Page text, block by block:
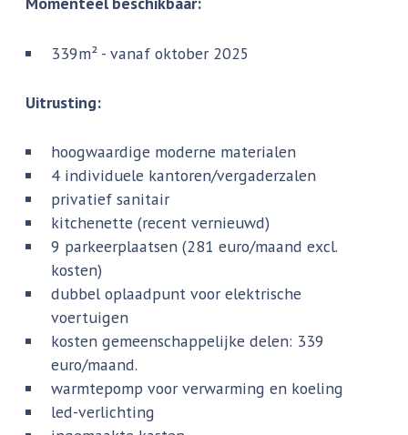
339m² - vanaf oktober 2025
Uitrusting:
hoogwaardige moderne materialen
4 individuele kantoren/vergaderzalen
privatief sanitair
kitchenette (recent vernieuwd)
9 parkeerplaatsen (281 euro/maand excl.
kosten)
dubbel oplaadpunt voor elektrische
voertuigen
kosten gemeenschappelijke delen: 339
euro/maand.
warmtepomp voor verwarming en koeling
led-verlichting